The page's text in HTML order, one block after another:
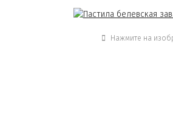
Нажмите на